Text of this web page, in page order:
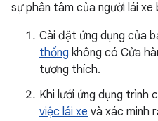
sự phân tâm của người lái xe
Cài đặt ứng dụng của
thống không có Cửa
tương thích.
Khi lưới ứng dụng trình
việc lái xe và xác minh